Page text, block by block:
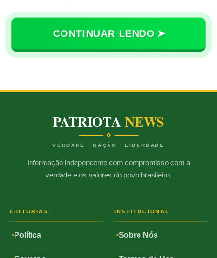
CONTINUAR LENDO
PATRIOTANEWS
VERDADE · NAÇÃO · LIBERDADE
Informação independente com compromisso com a
verdade e os valores do povo brasileiro.
EDITORIAS
Política
INSTITUCIONAL
Sobre Nós